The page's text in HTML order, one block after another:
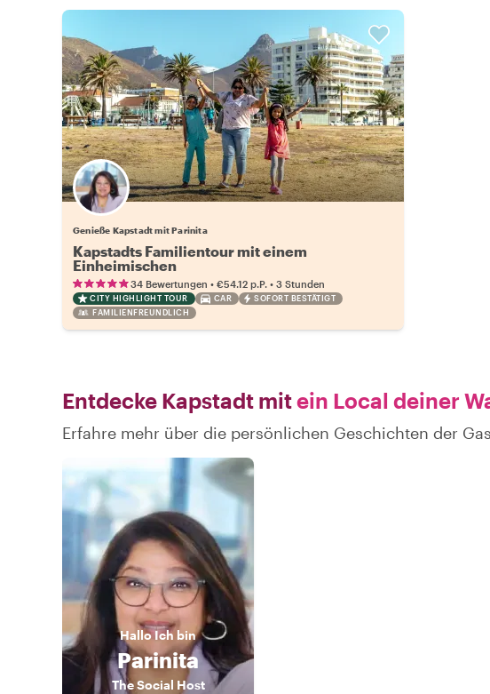
Genieße Kapstadt mit Parinita
Kapstadts Familientour mit einem
Einheimischen
34 Bewertungen • €54.12 p.P. • 3 Stunden
CITY HIGHLIGHT TOUR CAR
SOFORT BESTÄTIGT
FAMILIENFREUNDLICH
Entdecke Kapstadt mitein Local deiner
Erfahre mehr über die persönlichen Geschichten der
HalloIch bin
Parinita
The Social Host